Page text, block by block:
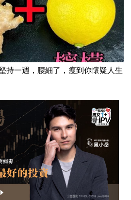
持一週，腰細了，瘦到你懷疑人生